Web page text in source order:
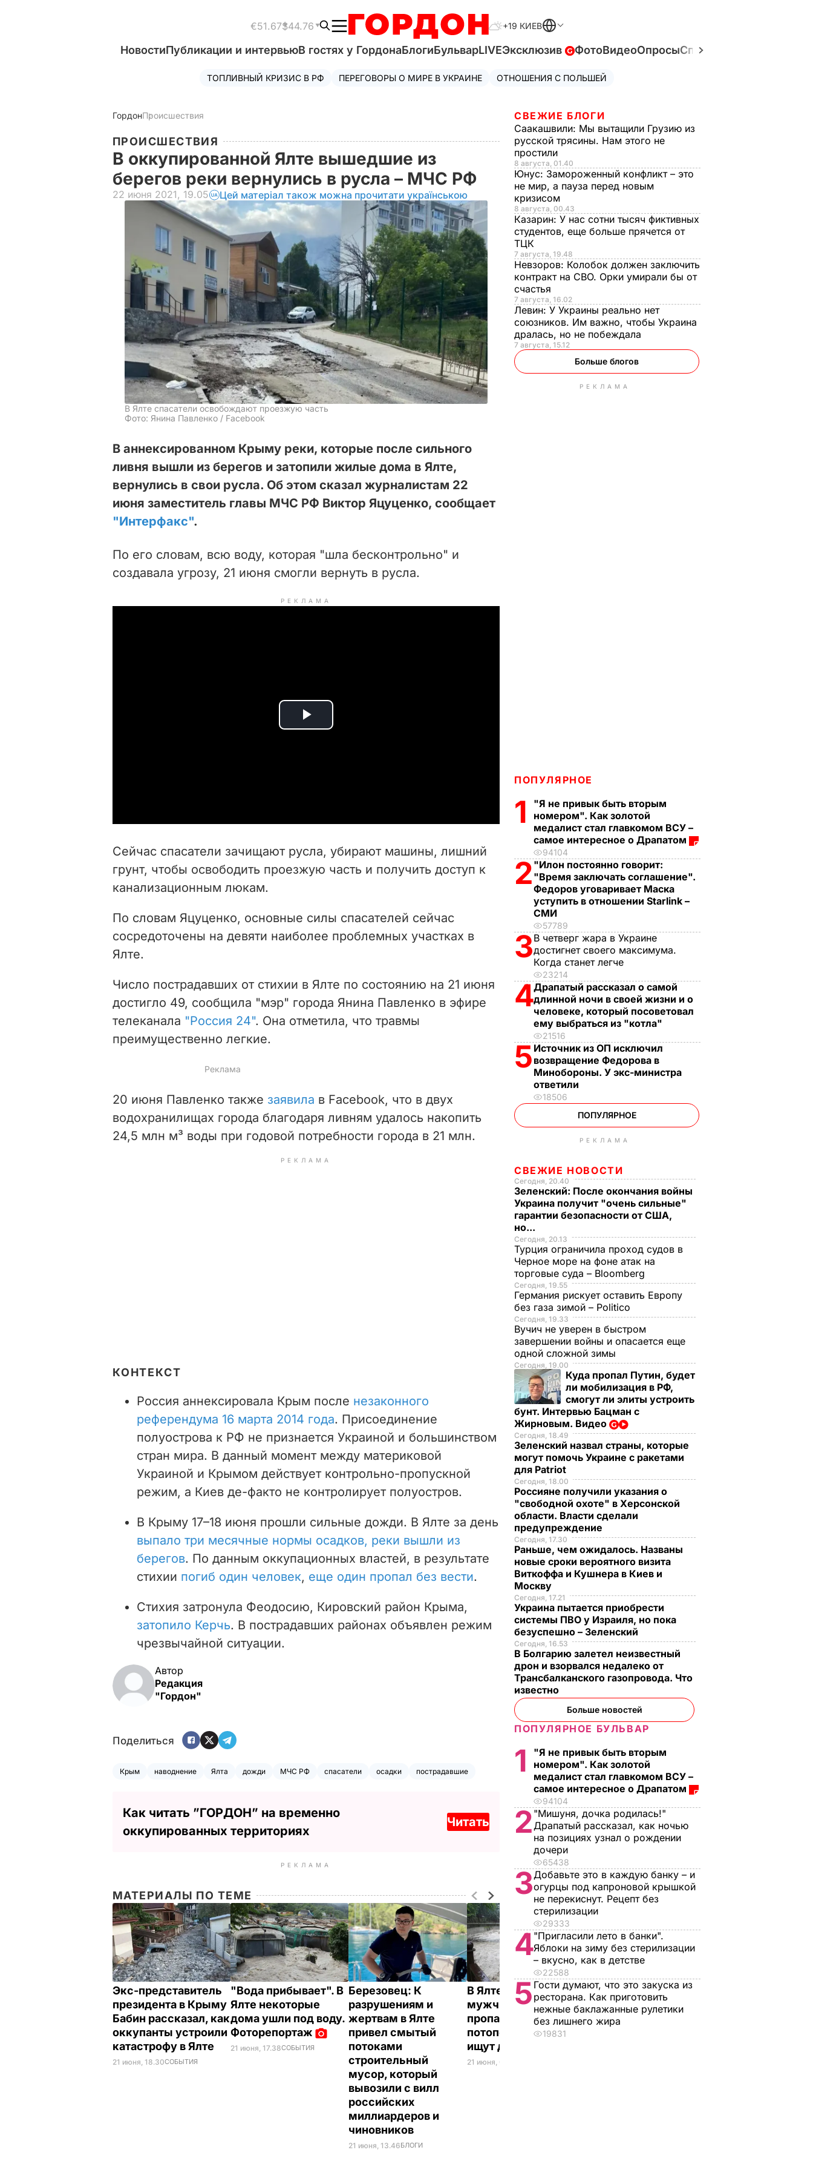
€51.67$44.76 +19 КИЕВ
НовостиПубликации и интервьюВ гостях у ГордонаБлогиБульварLIVEЭксклюзив ФотоВидеоОпросыСпецпроекты
ТОПЛИВНЫЙ КРИЗИС В РФ ПЕРЕГОВОРЫ О МИРЕ В УКРАИНЕ ОТНОШЕНИЯ С ПОЛЬШЕЙ
ГордонПроисшествия
ПРОИСШЕСТВИЯ
В оккупированной Ялте вышедшие из
берегов реки вернулись в русла – МЧС РФ
22 июня 2021, 19.05 Цей матеріал також можна прочитати українською
В Ялте спасатели освобождают проезжую часть
Фото: Янина Павленко / Facebook
В аннексированном Крыму реки, которые после сильного
ливня вышли из берегов и затопили жилые дома в Ялте,
вернулись в свои русла. Об этом сказал журналистам 22
июня заместитель главы МЧС РФ Виктор Яцуценко, сообщает
"Интерфакс".
По его словам, всю воду, которая "шла бесконтрольно" и
создавала угрозу, 21 июня смогли вернуть в русла.
РЕКЛАМА
P
i
e
o
Сейчас спасатели зачищают русла, убирают машины, лишний
грунт, чтобы освободить проезжую часть и получить доступ к
канализационным люкам.
По словам Яцуценко, основные силы спасателей сейчас
сосредоточены на девяти наиболее проблемных участках в
Ялте.
Число пострадавших от стихии в Ялте по состоянию на 21 июня
достигло 49, сообщила "мэр" города Янина Павленко в эфире
телеканала "Россия 24". Она отметила, что травмы
преимущественно легкие.
20 июня Павленко также заявила в Facebook, что в двух
водохранилищах города благодаря ливням удалось накопить
24,5 млн м³ воды при годовой потребности города в 21 млн.
РЕКЛАМА
КОНТЕКСТ
Россия аннексировала Крым после незаконного
референдума 16 марта 2014 года. Присоединение
полуострова к РФ не признается Украиной и большинством
стран мира. В данный момент между материковой
Украиной и Крымом действует контрольно-пропускной
режим, а Киев де-факто не контролирует полуостров.
В Крыму 17–18 июня прошли сильные дожди. В Ялте за день
выпало три месячные нормы осадков, реки вышли из
берегов. По данным оккупационных властей, в результате
стихии погиб один человек, еще один пропал без вести.
Стихия затронула Феодосию, Кировский район Крыма,
затопило Керчь. В пострадавших районах объявлен режим
чрезвычайной ситуации.
Автор
Редакция
"Гордон"
Поделиться
Крым наводнение Ялта дожди МЧС РФ спасатели осадки пострадавшие
Как читать ”ГОРДОН” на временно
оккупированных территориях
Читать
РЕКЛАМА
МАТЕРИАЛЫ ПО ТЕМЕ
Экс-представитель
президента в Крыму
Бабин рассказал, как
оккупанты устроили
катастрофу в Ялте
21 июня, 18.30СОБЫТИЯ
"Вода прибывает". В
Ялте некоторые
дома ушли под воду.
Фоторепортаж
21 июня, 17.38СОБЫТИЯ
Березовец: К
разрушениям и
жертвам в Ялте
привел смытый
потоками
строительный
мусор, который
вывозили с вилл
российских
миллиардеров и
чиновников
21 июня, 13.46БЛОГИ
В Ялте нашли живым
мужчину,
пропавшего при
потопе. Женщину
ищут до сих пор
21 июня, 00.09
СВЕЖИЕ БЛОГИ
Саакашвили: Мы вытащили Грузию из
русской трясины. Нам этого не
простили
8 августа, 01.40
Юнус: Замороженный конфликт – это
не мир, а пауза перед новым
кризисом
8 августа, 00.43
Казарин: У нас сотни тысяч фиктивных
студентов, еще больше прячется от
ТЦК
7 августа, 19.48
Невзоров: Колобок должен заключить
контракт на СВО. Орки умирали бы от
счастья
7 августа, 16.02
Левин: У Украины реально нет
союзников. Им важно, чтобы Украина
дралась, но не побеждала
7 августа, 15.12
Больше блогов
РЕКЛАМА
ПОПУЛЯРНОЕ
1
"Я не привык быть вторым
номером". Как золотой
медалист стал главкомом ВСУ –
самое интересное о Драпатом
94104
2 "Илон постоянно говорит:
"Время заключать соглашение".
Федоров уговаривает Маска
уступить в отношении Starlink –
СМИ
57789
3В четверг жара в Украине
достигнет своего максимума.
Когда станет легче
23214
4Драпатый рассказал о самой
длинной ночи в своей жизни и о
человеке, который посоветовал
ему выбраться из "котла"
21516
5 Источник из ОП исключил
возвращение Федорова в
Минобороны. У экс-министра
ответили
18506
ПОПУЛЯРНОЕ
РЕКЛАМА
СВЕЖИЕ НОВОСТИ
Сегодня, 20.40
Зеленский: После окончания войны
Украина получит "очень сильные"
гарантии безопасности от США,
но...
Сегодня, 20.13
Турция ограничила проход судов в
Черное море на фоне атак на
торговые суда – Bloomberg
Сегодня, 19.55
Германия рискует оставить Европу
без газа зимой – Politico
Сегодня, 19.33
Вучич не уверен в быстром
завершении войны и опасается еще
одной сложной зимы
Сегодня, 19.00
Куда пропал Путин, будет
ли мобилизация в РФ,
смогут ли элиты устроить
бунт. Интервью Бацман с
Жирновым. Видео
Сегодня, 18.49
Зеленский назвал страны, которые
могут помочь Украине с ракетами
для Patriot
Сегодня, 18.00
Россияне получили указания о
"свободной охоте" в Херсонской
области. Власти сделали
предупреждение
Сегодня, 17.30
Раньше, чем ожидалось. Названы
новые сроки вероятного визита
Виткоффа и Кушнера в Киев и
Москву
Сегодня, 17.21
Украина пытается приобрести
системы ПВО у Израиля, но пока
безуспешно – Зеленский
Сегодня, 16.53
В Болгарию залетел неизвестный
дрон и взорвался недалеко от
Трансбалканского газопровода. Что
известно
Больше новостей
ПОПУЛЯРНОЕ БУЛЬВАР
1
"Я не привык быть вторым
номером". Как золотой
медалист стал главкомом ВСУ –
самое интересное о Драпатом
94104
2 "Мишуня, дочка родилась!"
Драпатый рассказал, как ночью
на позициях узнал о рождении
дочери
65438
3Добавьте это в каждую банку – и
огурцы под капроновой крышкой
не перекиснут. Рецепт без
стерилизации
29333
4"Пригласили лето в банки".
Яблоки на зиму без стерилизации
– вкусно, как в детстве
22588
5 Гости думают, что это закуска из
ресторана. Как приготовить
нежные баклажанные рулетики
без лишнего жира
19831